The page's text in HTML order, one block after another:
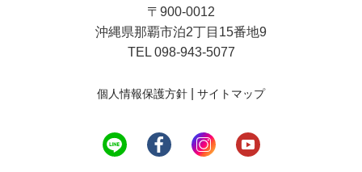
〒900-0012
沖縄県那覇市泊2丁目15番地9
TEL 098-943-5077
個人情報保護方針 サイトマップ